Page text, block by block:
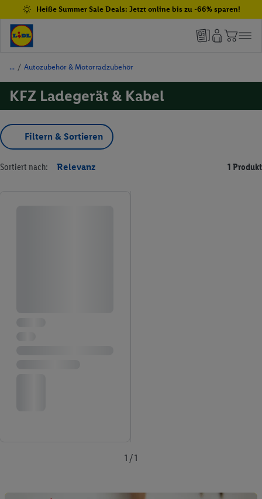
Heiße Summer Sale Deals: Jetzt online bis zu -66% sparen!
/ Autozubehör & Motorradzubehör
KFZ Ladegerät & Kabel
Filtern & Sortieren
Sortiert nach: Relevanz 1 Produkt
1 / 1